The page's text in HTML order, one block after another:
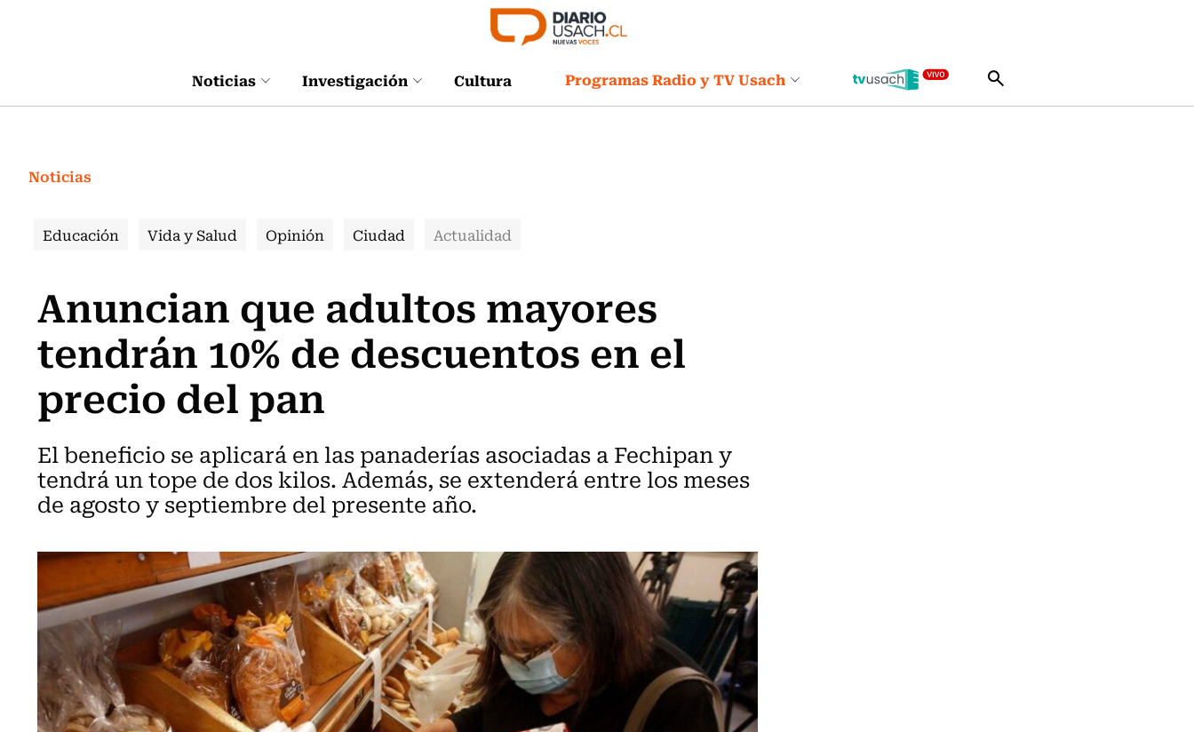
Noticias Investigación Cultura Programas Radio y TV Usach
Noticias
Educación Vida y Salud Opinión Ciudad Actualidad
Anuncian que adultos mayores
tendrán 10% de descuentos en el
precio del pan
El beneficio se aplicará en las panaderías asociadas a Fechipan y
tendrá un tope de dos kilos. Además, se extenderá entre los meses
de agosto y septiembre del presente año.